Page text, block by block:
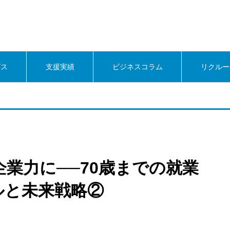
支援実績 ビジネスコラム リクル
業力に──70歳までの就業
と未来戦略②